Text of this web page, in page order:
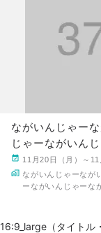
ながいんじゃー
じゃーながいん
11月20日（月）～
ながいんじゃーなが
ーながいんじゃーな
16:9_large（タイトル